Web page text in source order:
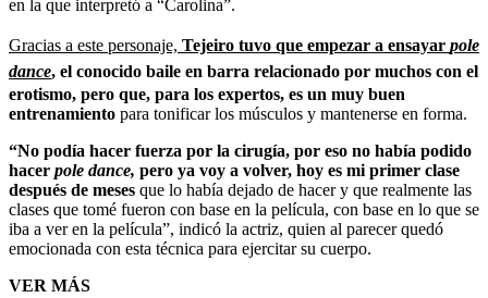
en la que interpretó a “Carolina”.
Gracias a este personaje, Tejeiro tuvo que empezar a ensayar pole
dance, el conocido baile en barra relacionado por muchos con el
erotismo, pero que, para los expertos, es un muy buen
entrenamiento para tonificar los músculos y mantenerse en forma.
“No podía hacer fuerza por la cirugía, por eso no había podido
hacer pole dance, pero ya voy a volver, hoy es mi primer clase
después de meses que lo había dejado de hacer y que realmente las
clases que tomé fueron con base en la película, con base en lo que se
iba a ver en la película”, indicó la actriz, quien al parecer quedó
emocionada con esta técnica para ejercitar su cuerpo.
VER MÁS